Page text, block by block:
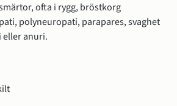
ofta i rygg, bröstkorg
polyneuropati, parapares, svaghet
anuri.